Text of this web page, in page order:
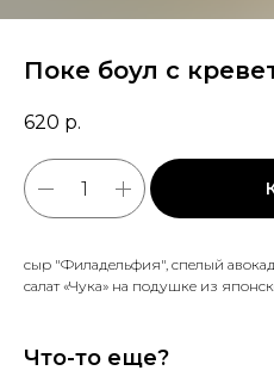
Поке боул с
620 р.
сыр "Филадельфия", спелый
салат «Чука» на подушке из
Что-то еще?